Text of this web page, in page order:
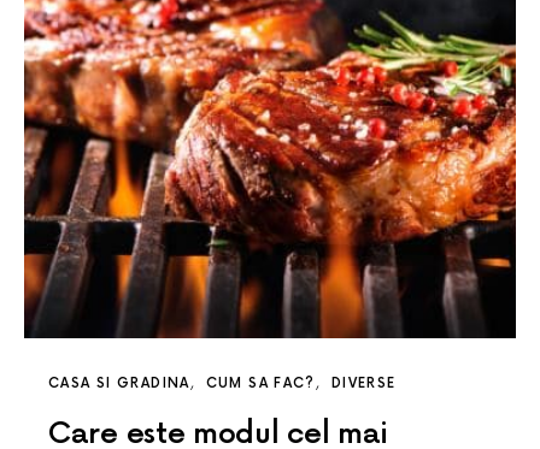
CASA SI GRADINA CUM SA FAC? DIVERSE
Care este modul cel mai